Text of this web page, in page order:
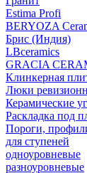
Estima Profi
BERYOZA
Брис (Индия)
LBceramics
GRACIA
Клинкерная
Люки
Керамические
Раскладка под
Пороги,
для ступеней
одноуровневые
разноуровневые